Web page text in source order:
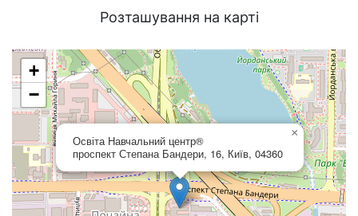
Розташування на карті
Освіта Навчальний центр®
проспект Степана Бандери, 16, Київ, 04360
×
+
−